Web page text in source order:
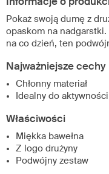
Pokaż swoją dumę z
opaskom na
na co dzień, ten
Najważniejsze cechy
Chłonny materiał
Idealny do
Właściwości
Miękka bawełna
Z logo drużyny
Podwójny zestaw